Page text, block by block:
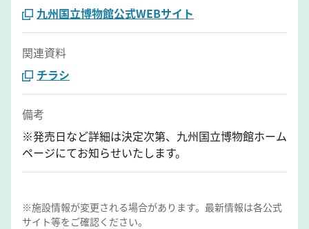
九州国立博物館公式WEBサイト
関連資料
チラシ
備考
※発売日など詳細は決定次第、九州国立博物館ホーム
ページにてお知らせいたします。
※施設情報が変更される場合があります。最新情報は各公式
サイト等をご確認ください。